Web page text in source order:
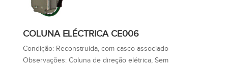
COLUNA ELÉCTRICA CE006
Condição: Reconstruída, com casco associado
Observações: Coluna de direção elétrica, Sem